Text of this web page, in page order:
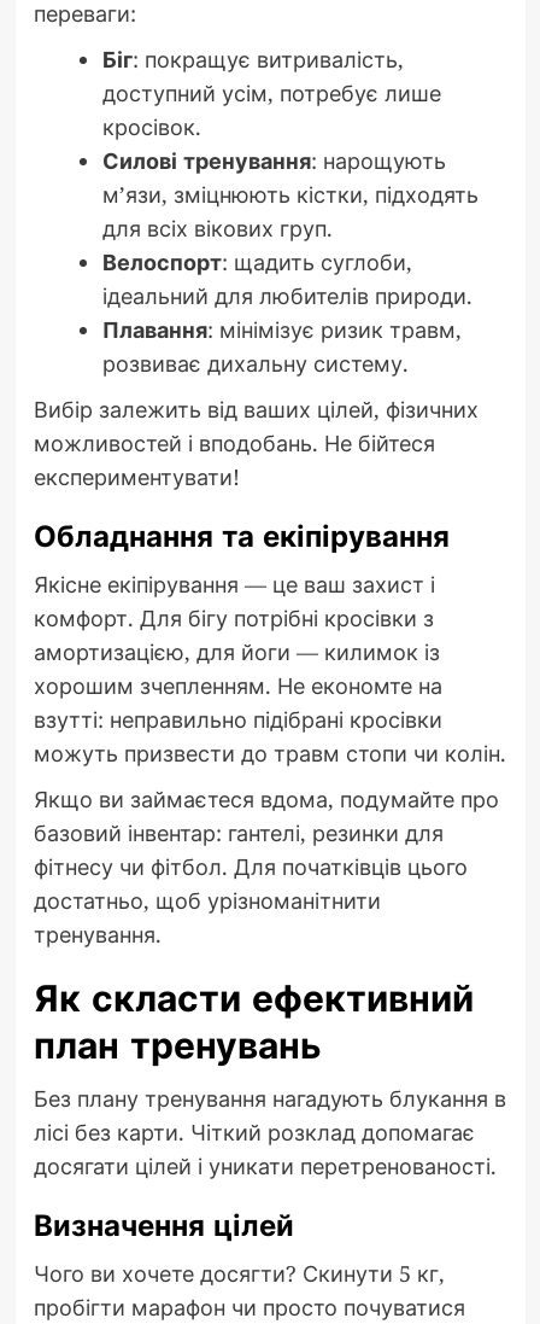
переваги:
Біг: покращує витривалість,
доступний усім, потребує лише
кросівок.
Силові тренування: нарощують
м’язи, зміцнюють кістки, підходять
для всіх вікових груп.
Велоспорт: щадить суглоби,
ідеальний для любителів природи.
Плавання: мінімізує ризик травм,
розвиває дихальну систему.
Вибір залежить від ваших цілей, фізичних
можливостей і вподобань. Не бійтеся
експериментувати!
Обладнання та екіпірування
Якісне екіпірування — це ваш захист і
комфорт. Для бігу потрібні кросівки з
амортизацією, для йоги — килимок із
хорошим зчепленням. Не економте на
взутті: неправильно підібрані кросівки
можуть призвести до травм стопи чи колін.
Якщо ви займаєтеся вдома, подумайте про
базовий інвентар: гантелі, резинки для
фітнесу чи фітбол. Для початківців цього
достатньо, щоб урізноманітнити
тренування.
Як скласти ефективний
план тренувань
Без плану тренування нагадують блукання в
лісі без карти. Чіткий розклад допомагає
досягати цілей і уникати перетренованості.
Визначення цілей
Чого ви хочете досягти? Скинути 5 кг,
пробігти марафон чи просто почуватися